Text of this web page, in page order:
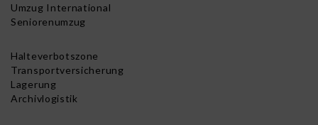
Umzug International
Seniorenumzug
Halteverbotszone
Transportversicherung
Lagerung
Archivlogistik